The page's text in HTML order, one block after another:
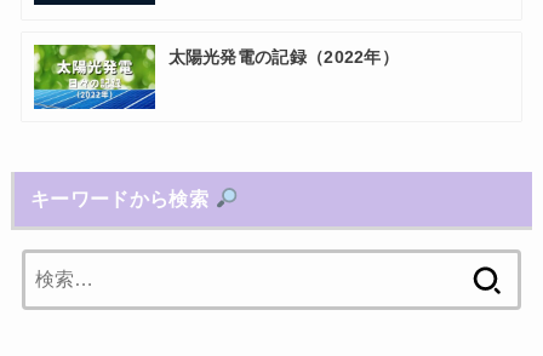
太陽光発電の記録（2022年）
キーワードから検索
索: